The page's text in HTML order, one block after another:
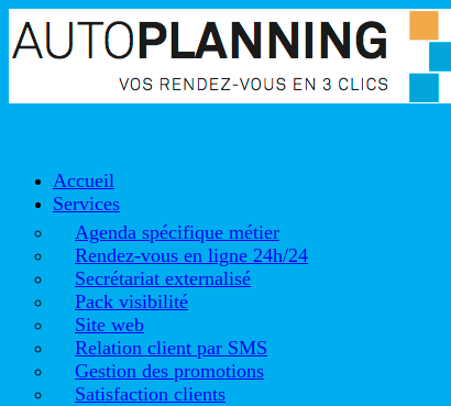
Accueil
Services
Agenda spécifique métier
Rendez-vous en ligne 24h/24
Secrétariat externalisé
Pack visibilité
Site web
Relation client par SMS
Gestion des promotions
Satisfaction clients